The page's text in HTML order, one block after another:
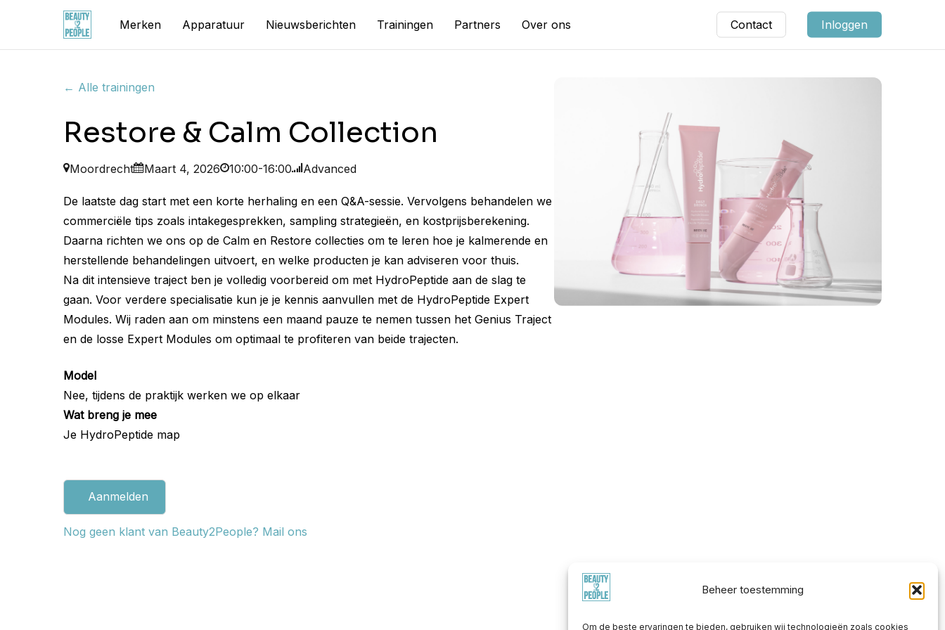
Beheer toestemming
Om de beste ervaringen te bieden, gebruiken wij technologieën zoals cookies
main
Merken Apparatuur Nieuwsberichten Trainingen Partners Over ons Contact Inloggen
← Alle trainingen
Restore & Calm Collection
Moordrecht Maart 4, 2026 10:00-16:00 Advanced
De laatste dag start met een korte herhaling en een Q&A-sessie. Vervolgens behandelen we
commerciële tips zoals intakegesprekken, sampling strategieën, en kostprijsberekening.
Daarna richten we ons op de Calm en Restore collecties om te leren hoe je kalmerende en
herstellende behandelingen uitvoert, en welke producten je kan adviseren voor thuis.
Na dit intensieve traject ben je volledig voorbereid om met HydroPeptide aan de slag te
gaan. Voor verdere specialisatie kun je je kennis aanvullen met de HydroPeptide Expert
Modules. Wij raden aan om minstens een maand pauze te nemen tussen het Genius Traject
en de losse Expert Modules om optimaal te profiteren van beide trajecten.
Model
Nee, tijdens de praktijk werken we op elkaar
Wat breng je mee
Je HydroPeptide map
Aanmelden
Nog geen klant van Beauty2People? Mail ons